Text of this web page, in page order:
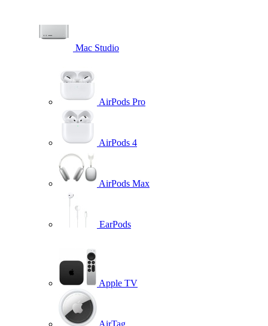
Mac Studio
AirPods Pro
AirPods 4
AirPods Max
EarPods
Apple TV